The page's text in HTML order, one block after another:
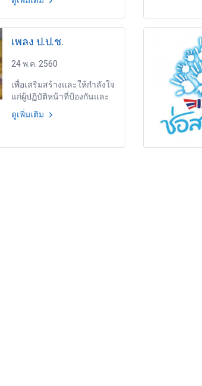
ทำนองโดยนักแต่งเพลงละคร
ชื่อดัง ระบุขอประชาชนไว้ใจ
และศรัทธากองทัพ เพื่อให้
แผ่นดินที่งดงามกลับคืนมา
เพลง ป.ป.ช.
24 พ.ค. 2560
เพื่อเสริมสร้างและให้กำลังใจ
แก่ผู้ปฏิบัติหน้าที่ป้องกันและ
ปราบปรามการทุจริต
ดูเพิ่มเติม